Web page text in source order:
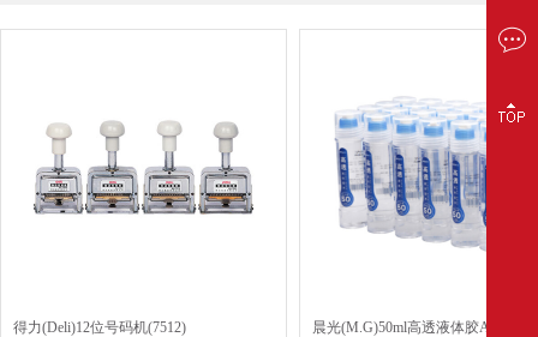
得力(Deli)12位号码机(7512)
晨光(M.G)50ml高透液体胶